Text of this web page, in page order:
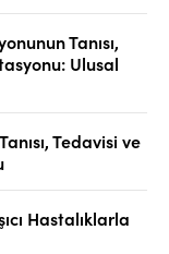
Tanısı,
Ulusal
Tedavisi ve
Hastalıklarla